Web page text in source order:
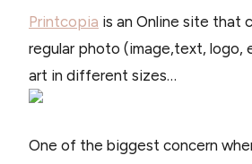
Printcopia is an Online site that
regular photo (image,text, logo,
art in different sizes…
One of the biggest concern